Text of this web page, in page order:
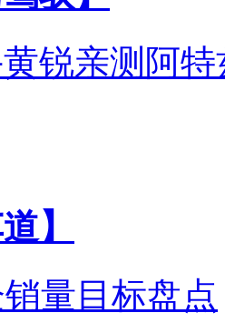
锐亲测阿特
】
量目标盘点